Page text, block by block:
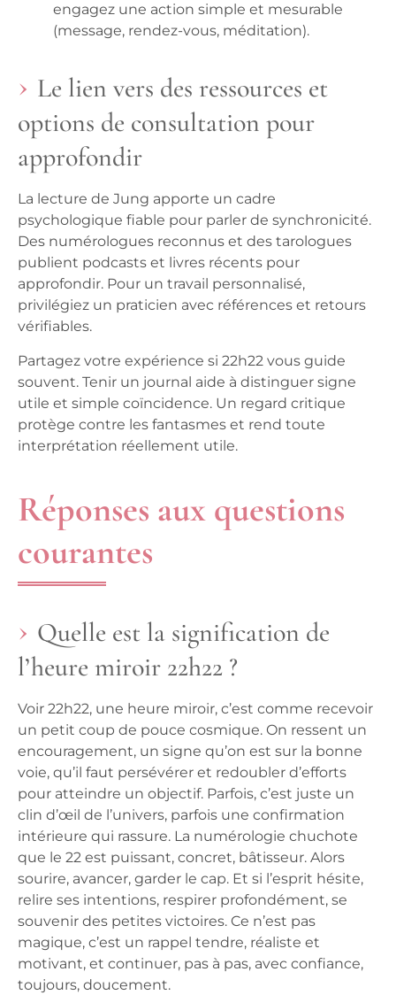
engagez une action simple et mesurable
(message, rendez-vous, méditation).
Le lien vers des ressources et
options de consultation pour
approfondir
La lecture de Jung apporte un cadre
psychologique fiable pour parler de synchronicité.
Des numérologues reconnus et des tarologues
publient podcasts et livres récents pour
approfondir. Pour un travail personnalisé,
privilégiez un praticien avec références et retours
vérifiables.
Partagez votre expérience si 22h22 vous guide
souvent. Tenir un journal aide à distinguer signe
utile et simple coïncidence. Un regard critique
protège contre les fantasmes et rend toute
interprétation réellement utile.
Réponses aux questions
courantes
Quelle est la signification de
l’heure miroir 22h22 ?
Voir 22h22, une heure miroir, c’est comme recevoir
un petit coup de pouce cosmique. On ressent un
encouragement, un signe qu’on est sur la bonne
voie, qu’il faut persévérer et redoubler d’efforts
pour atteindre un objectif. Parfois, c’est juste un
clin d’œil de l’univers, parfois une confirmation
intérieure qui rassure. La numérologie chuchote
que le 22 est puissant, concret, bâtisseur. Alors
sourire, avancer, garder le cap. Et si l’esprit hésite,
relire ses intentions, respirer profondément, se
souvenir des petites victoires. Ce n’est pas
magique, c’est un rappel tendre, réaliste et
motivant, et continuer, pas à pas, avec confiance,
toujours, doucement.